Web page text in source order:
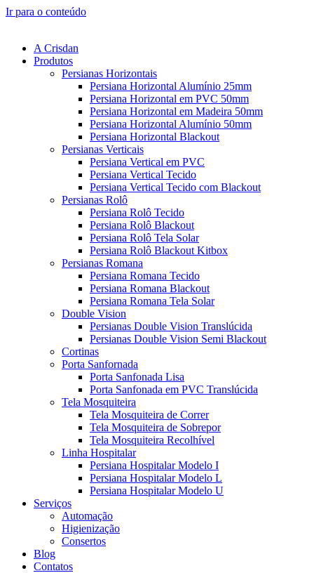
Ir para o conteúdo
A Crisdan
Produtos
Persianas Horizontais
Persiana Horizontal Alumínio 25mm
Persiana Horizontal em PVC 50mm
Persiana Horizontal em Madeira 50mm
Persiana Horizontal Alumínio 50mm
Persiana Horizontal Blackout
Persianas Verticais
Persiana Vertical em PVC
Persiana Vertical Tecido
Persiana Vertical Tecido com Blackout
Persianas Rolô
Persiana Rolô Tecido
Persiana Rolô Blackout
Persiana Rolô Tela Solar
Persiana Rolô Blackout Kitbox
Persianas Romana
Persiana Romana Tecido
Persiana Romana Blackout
Persiana Romana Tela Solar
Double Vision
Persianas Double Vision Translúcida
Persianas Double Vision Semi Blackout
Cortinas
Porta Sanfornada
Porta Sanfonada Lisa
Porta Sanfonada em PVC Translúcida
Tela Mosquiteira
Tela Mosquiteira de Correr
Tela Mosquiteira de Sobrepor
Tela Mosquiteira Recolhível
Linha Hospitalar
Persiana Hospitalar Modelo I
Persiana Hospitalar Modelo L
Persiana Hospitalar Modelo U
Serviços
Automação
Higienização
Consertos
Blog
Contatos